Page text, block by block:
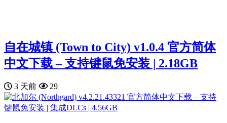
自在城镇 (Town to City) v1.0.4 官方简体
中文下载 – 支持键鼠免安装 | 2.18GB
3 天前 29